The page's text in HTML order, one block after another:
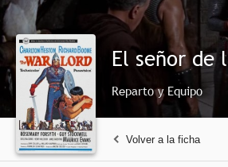
El señor de
Reparto y Equipo
Volver a la ficha